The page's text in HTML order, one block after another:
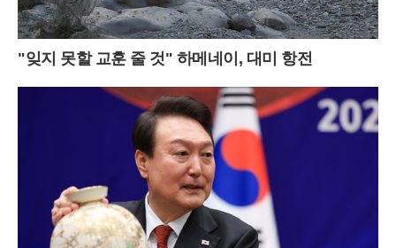
"잊지 못할 교훈 줄 것" 하메네이, 대미 항전